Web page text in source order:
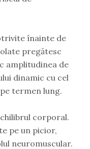
înainte de
pregătesc
amplitudinea de
dinamic cu cel
termen lung.
corporal.
pe un picior,
neuromuscular.